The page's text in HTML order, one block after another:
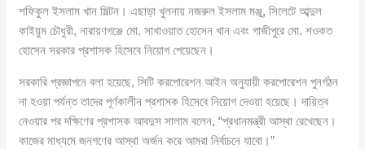
শফিকুল ইসলাম খান মিল্টন। এছাড়া খুলনায় নজরুল ইসলাম মঞ্জু, সিলেটে আব্দুল
কাইয়ুম চৌধুরী, নারায়ণগঞ্জে মো. সাখাওয়াত হোসেন খান এবং গাজীপুরে মো. শওকত
হোসেন সরকার প্রশাসক হিসেবে নিয়োগ পেয়েছেন।
সরকারি প্রজ্ঞাপনে বলা হয়েছে, সিটি করপোরেশন আইন অনুযায়ী করপোরেশন পুনর্গঠন
না হওয়া পর্যন্ত তাদের পূর্ণকালীন প্রশাসক হিসেবে নিয়োগ দেওয়া হয়েছে। দায়িত্ব
নেওয়ার পর দক্ষিণের প্রশাসক আবদুস সালাম বলেন, “প্রধানমন্ত্রী আস্থা রেখেছেন।
কাজের মাধ্যমে জনগণের আস্থা অর্জন করে আমরা নির্বাচনে যাবো।”